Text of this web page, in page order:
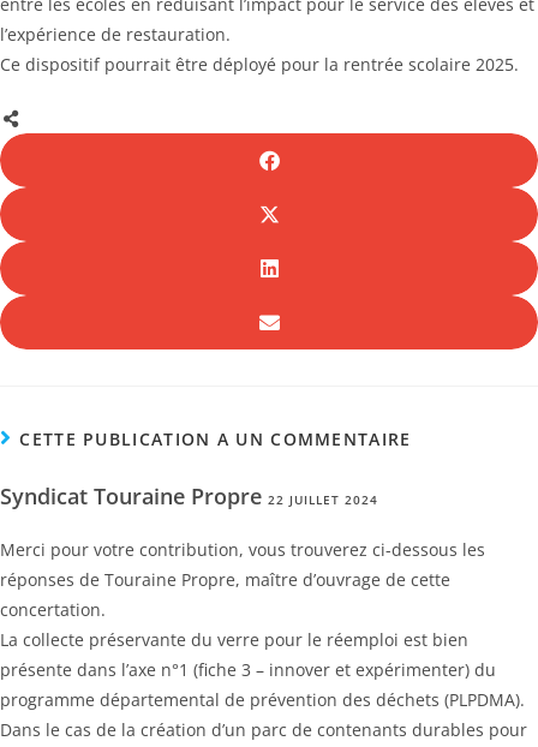
entre les écoles en réduisant l’impact pour le service des élèves et
l’expérience de restauration.
Ce dispositif pourrait être déployé pour la rentrée scolaire 2025.
CETTE PUBLICATION A UN COMMENTAIRE
Syndicat Touraine Propre 22 JUILLET 2024
Merci pour votre contribution, vous trouverez ci-dessous les
réponses de Touraine Propre, maître d’ouvrage de cette
concertation.
La collecte préservante du verre pour le réemploi est bien
présente dans l’axe n°1 (fiche 3 – innover et expérimenter) du
programme départemental de prévention des déchets (PLPDMA).
Dans le cas de la création d’un parc de contenants durables pour